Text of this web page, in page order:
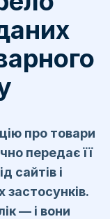
про товари
передає її
сайтів і
застосунків.
— і вони